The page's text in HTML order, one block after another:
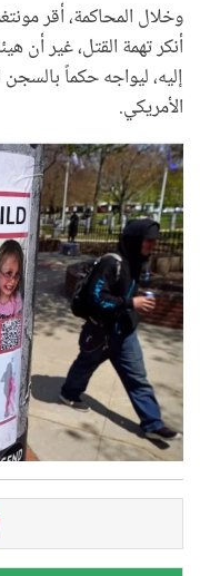
وخلال المحاكمة، أقر
أنكر تهمة القتل، غير أن
إليه، ليواجه حكماً
الأمريكي.